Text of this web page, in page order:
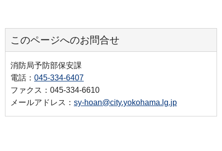
このページへのお問合せ
消防局予防部保安課
電話： 045-334-6407
ファクス：045-334-6610
メールアドレス： sy-hoan@city.yokohama.lg.jp